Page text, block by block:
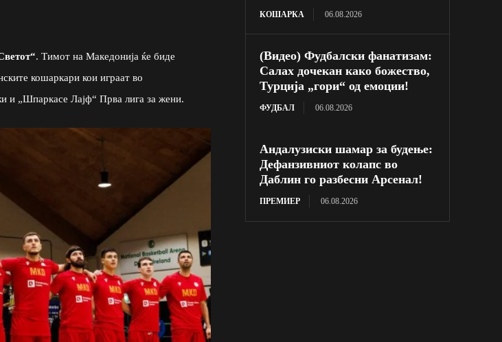
. Тимот на Македонија ќе биде
кошаркари кои играат во
и „Шпаркасе Лајф“ Прва лига за жени.
КОШАРКА 06.08.2026
(Видео) Фудбалски фанатизам:
Салах дочекан како божество,
Турција „гори“ од емоции!
ФУДБАЛ 06.08.2026
Андалузиски шамар за будење:
Дефанзивниот колапс во
Даблин го разбесни Арсенал!
ПРЕМИЕР 06.08.2026